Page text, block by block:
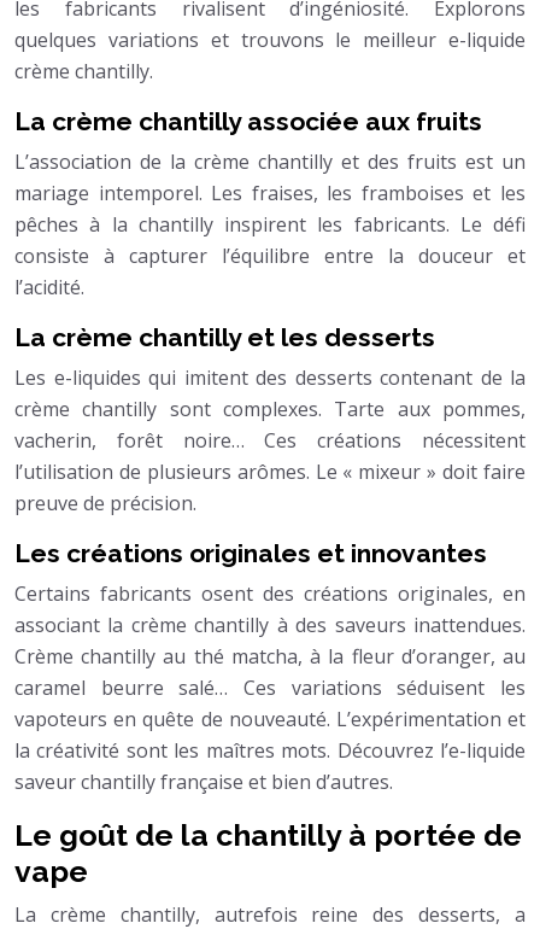
les fabricants rivalisent d’ingéniosité. Explorons
quelques variations et trouvons le meilleur e-liquide
crème chantilly.
La crème chantilly associée aux fruits
L’association de la crème chantilly et des fruits est un
mariage intemporel. Les fraises, les framboises et les
pêches à la chantilly inspirent les fabricants. Le défi
consiste à capturer l’équilibre entre la douceur et
l’acidité.
La crème chantilly et les desserts
Les e-liquides qui imitent des desserts contenant de la
crème chantilly sont complexes. Tarte aux pommes,
vacherin, forêt noire… Ces créations nécessitent
l’utilisation de plusieurs arômes. Le « mixeur » doit faire
preuve de précision.
Les créations originales et innovantes
Certains fabricants osent des créations originales, en
associant la crème chantilly à des saveurs inattendues.
Crème chantilly au thé matcha, à la fleur d’oranger, au
caramel beurre salé… Ces variations séduisent les
vapoteurs en quête de nouveauté. L’expérimentation et
la créativité sont les maîtres mots. Découvrez l’e-liquide
saveur chantilly française et bien d’autres.
Le goût de la chantilly à portée de
vape
La crème chantilly, autrefois reine des desserts, a